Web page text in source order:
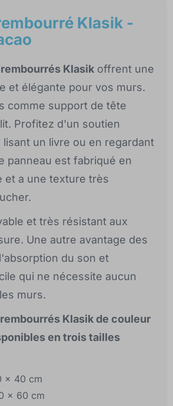
Klasik -
Klasik offrent une
et élégante pour vos murs.
comme support de tête
Profitez d'un soutien
un livre ou en regardant
panneau est fabriqué en
et a une texture très
et très résistant aux
Une autre avantage des
du son et
qui ne nécessite aucun
murs.
Klasik de couleur
en trois tailles
x 40 cm
x 60 cm